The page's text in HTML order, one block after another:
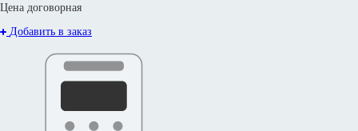
Цена договорная
Добавить в заказ